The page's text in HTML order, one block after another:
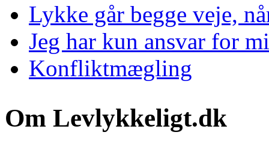
Lykke går begge veje,
Jeg har kun ansvar for
Konfliktmægling
Om Levlykkeligt.dk